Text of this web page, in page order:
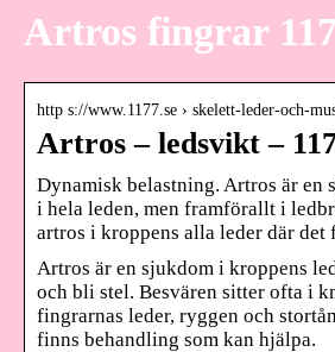
Artros fingrar
http s://www.1177.se › skelett-leder-och-
Artros – ledsvikt –
Dynamisk belastning. Artros är en
i hela leden, men framförallt i
artros i kroppens alla leder där
Artros är en sjukdom i kroppens
och bli stel. Besvären sitter ofta i
fingrarnas leder, ryggen och
finns behandling som kan hjälpa.